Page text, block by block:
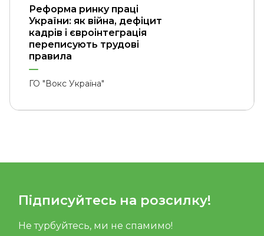
Реформа ринку праці
України: як війна, дефіцит
кадрів і євроінтеграція
переписують трудові
правила
ГО "Вокс Україна"
Підписуйтесь на розсилку!
Не турбуйтесь, ми не спамимо!